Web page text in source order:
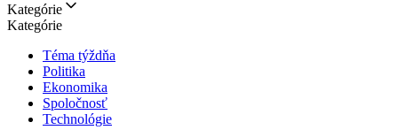
Kategórie
Kategórie
Téma týždňa
Politika
Ekonomika
Spoločnosť
Technológie